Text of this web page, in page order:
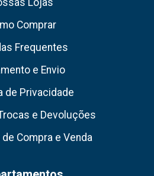
Lojas
Comprar
Frequentes
e Envio
de Privacidade
e Devoluções
Compra e Venda